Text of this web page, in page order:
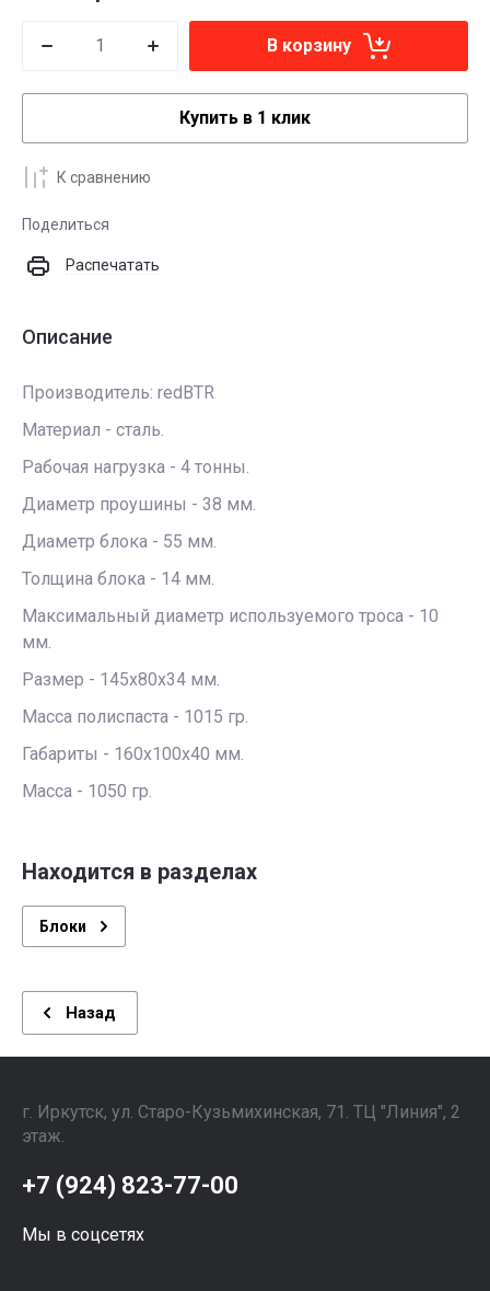
В корзину
Купить в 1 клик
К сравнению
Поделиться
Распечатать
Описание
Производитель: redBTR
Материал - сталь.
Рабочая нагрузка - 4 тонны.
Диаметр проушины - 38 мм.
Диаметр блока - 55 мм.
Толщина блока - 14 мм.
Максимальный диаметр используемого троса - 10
мм.
Размер - 145х80х34 мм.
Масса полиспаста - 1015 гр.
Габариты - 160х100х40 мм.
Масса - 1050 гр.
Находится в разделах
Блоки
Назад
г. Иркутск, ул. ​Старо-Кузьмихинская, 71. ТЦ "Линия", 2
этаж. ⠀⠀⠀⠀⠀⠀⠀⠀⠀⠀
+7 (924) 823-77-00
Мы в соцсетях